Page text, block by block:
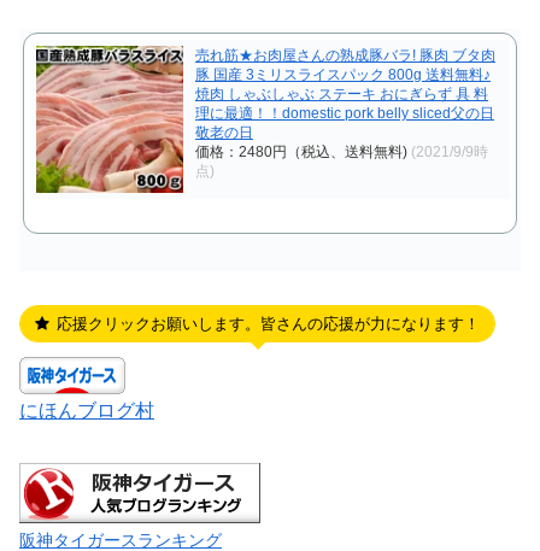
売れ筋★お肉屋さんの熟成豚バラ! 豚肉 ブタ肉
豚 国産 3ミリスライスパック 800g 送料無料♪
焼肉 しゃぶしゃぶ ステーキ おにぎらず 具 料
理に最適！！domestic pork belly sliced父の日
敬老の日
価格：2480円（税込、送料無料) (2021/9/9時
点)
応援クリックお願いします。皆さんの応援が力になります！
にほんブログ村
阪神タイガースランキング